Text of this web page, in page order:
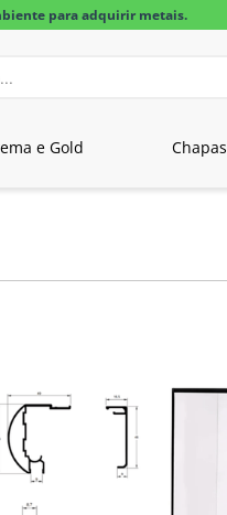
para adquirir metais.
e Gold Chapas